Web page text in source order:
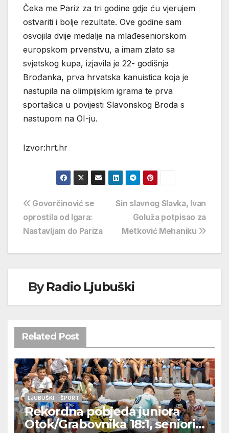
Čeka me Pariz za tri godine gdje ću vjerujem
ostvariti i bolje rezultate. Ove godine sam
osvojila dvije medalje na mlađeseniorskom
europskom prvenstvu, a imam zlato sa
svjetskog kupa, izjavila je 22- godišnja
Brođanka, prva hrvatska kanuistica koja je
nastupila na olimpijskim igrama te prva
sportašica u povijesti Slavonskog Broda s
nastupom na OI-ju.
Izvor:hrt.hr
Navigacija
objava
Sin slavnog Slavka, Ivan
Goluža potpisao za
Metković Mehaniku
Govorčinović se
oprostila od Igara:
Nastavljam do Pariza
ByRadio Ljubuški
Related Post
LJUBUŠKI ŠPORT
Rekordna pobjeda juniora
Otok/Grabovnika 18:1, seniori